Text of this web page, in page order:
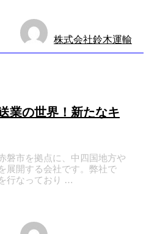
株式会社鈴木運輸
業の世界！新たなキ
磐市を拠点に、中四国地方や
展開する会社です。弊社で
行なっており …